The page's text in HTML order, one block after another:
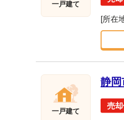
一戸建て
[所在
一戸建て
静岡